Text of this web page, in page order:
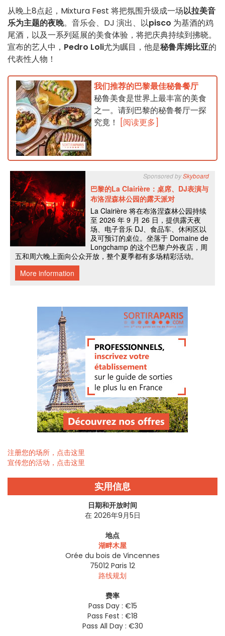
从晚上8点起，Mixtura Fest 将把氛围升级成一场以拉美音
乐为主题的夜晚。音乐会、DJ 演出、以pisco 为基酒的鸡
尾酒，以及一系列延展的美食体验，将把庆典持续到拂晓。
宣布的艺人中， Pedro Loli尤为瞩目，他是秘鲁库姆比亚的
代表性人物！
我们推荐的巴黎最佳秘鲁餐厅
秘鲁美食是世界上最丰富的美食
之一。请到巴黎的秘鲁餐厅一探
究竟！
[阅读更多]
注册您的场所，点击这里
宣传您的活动，点击这里
实用信息
日期和开放时间
在 2026年9月5日
地点
湖畔木屋
Orée du bois de Vincennes
75012 Paris 12
路线规划
费率
Pass Day : €15
Pass Fest : €18
Pass All Day : €30